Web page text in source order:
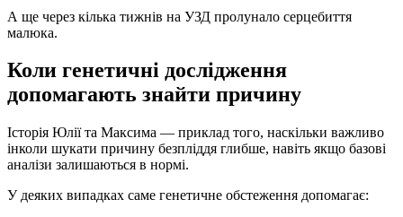
А ще через кілька тижнів на УЗД пролунало серцебиття
малюка.
Коли генетичні дослідження
допомагають знайти причину
Історія Юлії та Максима — приклад того, наскільки важливо
інколи шукати причину безпліддя глибше, навіть якщо базові
аналізи залишаються в нормі.
У деяких випадках саме генетичне обстеження допомагає: